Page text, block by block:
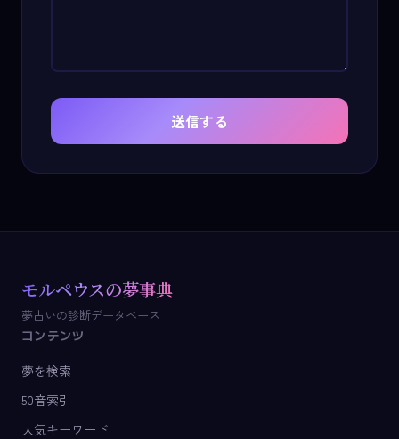
送信する
モルペウスの夢事典
夢占いの診断データベース
コンテンツ
夢を検索
50音索引
人気キーワード